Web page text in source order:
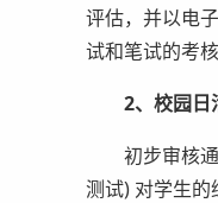
评估，并以电
试和笔试的考核
2、校园日
初步审核通
测试) 对学生